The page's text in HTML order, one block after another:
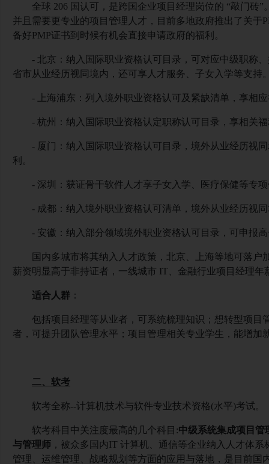
全球 206 国认可，是跨国企业项目经理岗位的 “敲门砖”
并且需要更专业的项目管理人才，目前多地政府推出了关于
备好PMP证书到时候有机会直接申请政府的福利。
- 北京：纳入国际职业资格认可目录，可对应中级职称
省市从业经历视同境内，还可享人才服务、子女入学等支持
- 上海浦东：列入境外职业资格认可及紧缺清单，享相
- 杭州：纳入国际职业资格认定职称认可目录，享相关
- 厦门：纳入国际职业资格认可目录，境外从业经历视
利。
- 深圳：获证骨干软件人才享子女入学、医疗保健等专
- 成都：纳入境外职业资格认可清单，境外从业经历视
- 安徽：纳入部分领域境外职业资格认可目录，可申报
国内多城市将其纳入人才政策，北京、上海等地可落
薪资明显高于非持证者，一线城市 IT、金融行业项目经理年
适合人群 ：
包括项目经理等从业者，可系统梳理知识；想转型项
者，可提升团队管理水平；项目管理相关专业学生，能增加
二、软考
软考全称--计算机技术与软件专业技术资格(水平)考试。
软考科目中关注度最高的几个科目 :中级系统集成项目管
与管理师 ，被众多国内IT 计算机、通信等企业纳入人才体
管理、运维管理、战略规划等方面的应用与落地，是目前